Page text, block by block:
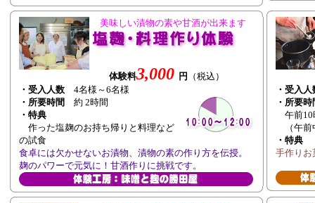
美味しい漬物の素や甘酒が出来ます
体験料3,000 円
（税込）
・受入人数 4名様～6名様
・所要時間
約 2時間
・特典
作った塩麹のお持ち帰りと料理など
の試食
食卓には欠かせないお漬物、漬物の素の作り方を伝授。
麹のパワーで元気に！甘酒作りに挑戦です。
・受入人
・所要時
午前10
（午前
・特典
手作りお